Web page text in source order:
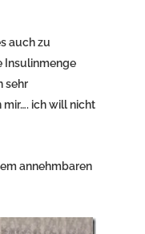
auch zu
Insulinmenge
sehr
mir…. ich will nicht
annehmbaren